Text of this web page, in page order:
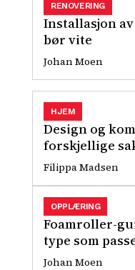
Installasjon
bør vite
RENOVERING
Johan Moen
Design og
forskjellige
HJEM
Filippa Madsen
Foamroller-
type som
OPPLÆRING
Johan Moen